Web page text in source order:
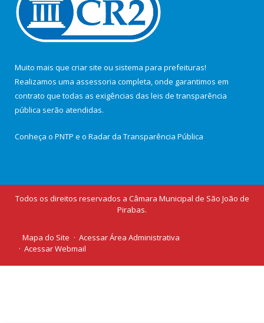
Muito mais que criar site ou sistema para prefeituras!
Realizamos uma assessoria completa, onde garantimos em
contrato que todas as exigências das leis de transparência
pública serão atendidas.
Conheça o PNTP e o Radar da Transparência Pública
Todos os direitos reservados a Câmara Municipal de São João de
Pirabas.
Mapa do Site
Acessar Área Administrativa
Acessar Webmail